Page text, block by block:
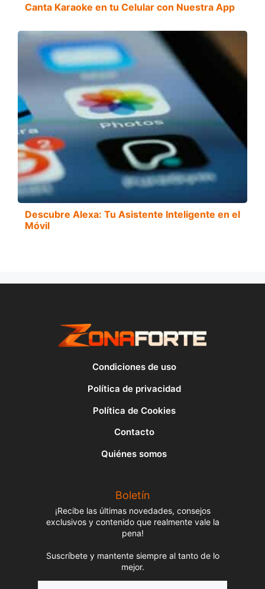
Canta Karaoke en tu Celular con Nuestra App
Descubre Alexa: Tu Asistente Inteligente en el
Móvil
Condiciones de uso
Política de privacidad
Política de Cookies
Contacto
Quiénes somos
Boletín
¡Recibe las últimas novedades, consejos
exclusivos y contenido que realmente vale la
pena!
Suscríbete y mantente siempre al tanto de lo
mejor.